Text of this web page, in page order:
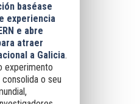
baséase
experiencia
e abre
atraer
a Galicia.
experimento
o seu